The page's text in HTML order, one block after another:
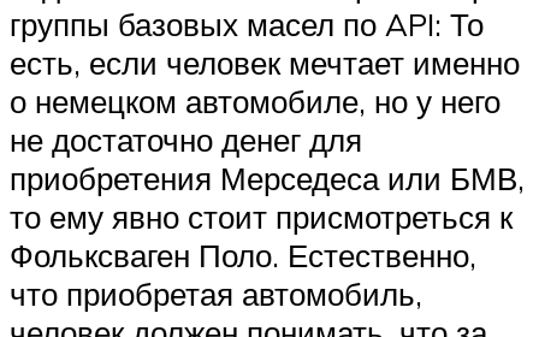
группы базовых масел по API: То
есть, если человек мечтает именно
о немецком автомобиле, но у него
не достаточно денег для
приобретения Мерседеса или БМВ,
то ему явно стоит присмотреться к
Фольксваген Поло. Естественно,
что приобретая автомобиль,